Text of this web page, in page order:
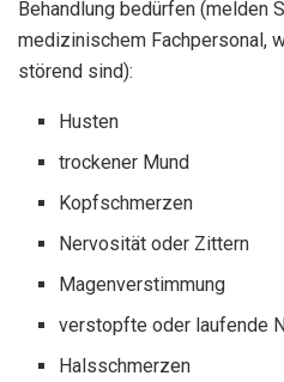
Behandlung bedürfen (melden
medizinischem Fachpersonal,
störend sind):
Husten
trockener Mund
Kopfschmerzen
Nervosität oder Zittern
Magenverstimmung
verstopfte oder laufende
Halsschmerzen